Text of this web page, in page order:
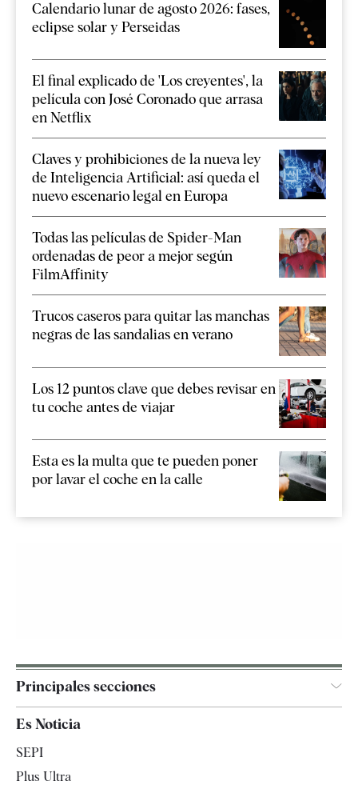
Calendario lunar de agosto 2026: fases,
eclipse solar y Perseidas
El final explicado de 'Los creyentes', la
película con José Coronado que arrasa
en Netflix
Claves y prohibiciones de la nueva ley
de Inteligencia Artificial: así queda el
nuevo escenario legal en Europa
Todas las películas de Spider-Man
ordenadas de peor a mejor según
FilmAffinity
Trucos caseros para quitar las manchas
negras de las sandalias en verano
Los 12 puntos clave que debes revisar en
tu coche antes de viajar
Esta es la multa que te pueden poner
por lavar el coche en la calle
Principales secciones
Es Noticia
SEPI
Plus Ultra